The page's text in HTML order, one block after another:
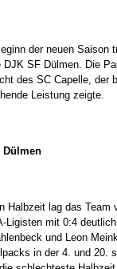
der neuen Saison
DJK SF Dülmen. Die
des SC Capelle, der
Leistung zeigte.
Dülmen
Halbzeit lag das Team
Ligisten mit 0:4
und Leon
in der 4. und 20.